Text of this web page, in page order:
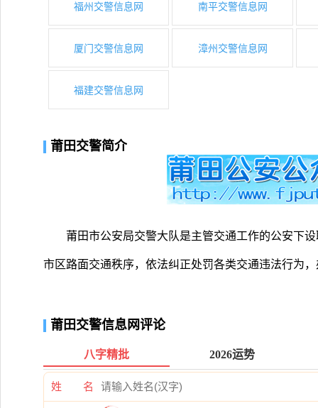
福州交警信息网 南平交警信息网
厦门交警信息网 漳州交警信息网
福建交警信息网
莆田交警简介
莆田市公安局交警大队是主管交通工作的公安下
市区路面交通秩序，依法纠正处罚各类交通违法行为
莆田交警信息网评论
八字精批 2026运势
姓 名